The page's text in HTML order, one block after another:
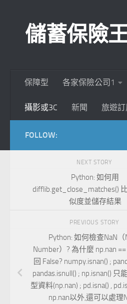
儲蓄保險
保障型 各家保險公司1
攝影或3C 新聞 旅遊
FOLLOW:
NEXT STORY
Python: 如何用
difflib.get_close_matches()
似度並儲存結果
PREVIOUS STORY
Python: 如何檢查NaN（
Number）? 為什麼 np.nan
回 False? numpy.isnan() ;
pandas.isnull() ; np.isnan() 只
型資料(np.nan) ; pd.isna() ,
np.nan以外,還可以處理